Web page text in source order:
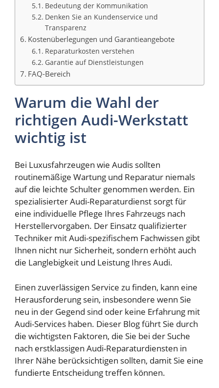
Bedeutung der Kommunikation
Denken Sie an Kundenservice und
Transparenz
Kostenüberlegungen und Garantieangebote
Reparaturkosten verstehen
Garantie auf Dienstleistungen
FAQ-Bereich
Warum die Wahl der
richtigen Audi-Werkstatt
wichtig ist
Bei Luxusfahrzeugen wie Audis sollten
routinemäßige Wartung und Reparatur niemals
auf die leichte Schulter genommen werden. Ein
spezialisierter Audi-Reparaturdienst sorgt für
eine individuelle Pflege Ihres Fahrzeugs nach
Herstellervorgaben. Der Einsatz qualifizierter
Techniker mit Audi-spezifischem Fachwissen gibt
Ihnen nicht nur Sicherheit, sondern erhöht auch
die Langlebigkeit und Leistung Ihres Audi.
Einen zuverlässigen Service zu finden, kann eine
Herausforderung sein, insbesondere wenn Sie
neu in der Gegend sind oder keine Erfahrung mit
Audi-Services haben. Dieser Blog führt Sie durch
die wichtigsten Faktoren, die Sie bei der Suche
nach erstklassigen Audi-Reparaturdiensten in
Ihrer Nähe berücksichtigen sollten, damit Sie eine
fundierte Entscheidung treffen können.